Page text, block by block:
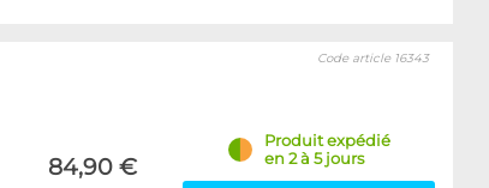
84,90 €
Code article 16343
Produit expédié
en 2 à 5 jours